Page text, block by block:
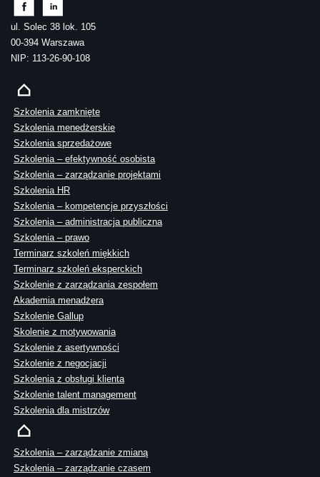
ul. Solec 38 lok. 105
00-394 Warszawa
NIP: 113-26-90-108
Szkolenia zamknięte
Szkolenia menedżerskie
Szkolenia sprzedażowe
Szkolenia – efektywność osobista
Szkolenia – zarządzanie projektami
Szkolenia HR
Szkolenia – kompetencje przyszłości
Szkolenia – administracja publiczna
Szkolenia – prawo
Terminarz szkoleń miękkich
Terminarz szkoleń eksperckich
Szkolenie z zarządzania zespołem
Akademia menadżera
Szkolenie Gallup
Skolenie z motywowania
Szkolenie z asertywności
Szkolenie z negocjacji
Szkolenia z obsługi klienta
Szkolenie talent management
Szkolenia dla mistrzów
Szkolenia – zarządzanie zmianą
Szkolenia – zarządzanie czasem